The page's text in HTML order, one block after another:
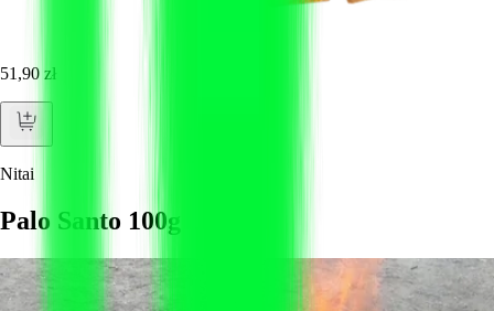
51,90 zł
Nitai
Palo Santo 100g